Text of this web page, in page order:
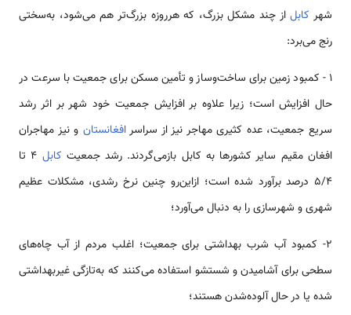
شهر کابلاز چند مشکل بزرگ، که هرروزه بزرگ‌تر هم می‌شود، به‌سختی
رنج می‌برد:
۱ - کمبود زمین برای ساخت‌وساز و تأمین مسکن برای جمعیت با سرعت در
حال افزایش است؛ زیرا علاوه بر افزایش جمعیت خود شهر بر اثر رشد
سریع جمعیت، عده کثیری مهاجر نیز از سراسرافغانستان و نیز مهاجران
افغان مقیم سایر کشورها به کابل بازمی‌گردند. رشد جمعیت کابل
۴ تا
۵/۴ درصد برآورد شده است؛ ازاین‌رو چنین نرخ رشدی، مشکلات عظیم
شهری و شهرسازی را به دنبال می‌آورد؛
۲- کمبود آب شرب بهداشتی برای جمعیت؛ اغلب مردم از آب چاه‌های
سطحی برای آشامیدن و شستشو استفاده می‌کنند که به‌تازگی غیربهداشتی
شده یا در حال آلوده‌شدن هستند؛